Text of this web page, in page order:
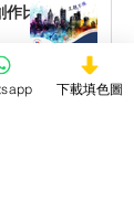
作比
下載填色圖